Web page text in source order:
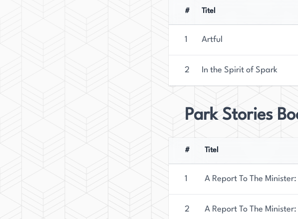
# Titel
1 Artful
2 In the Spirit of Spark
Park Stories
# Titel
1 A Report To The Minister:
2 A Report To The